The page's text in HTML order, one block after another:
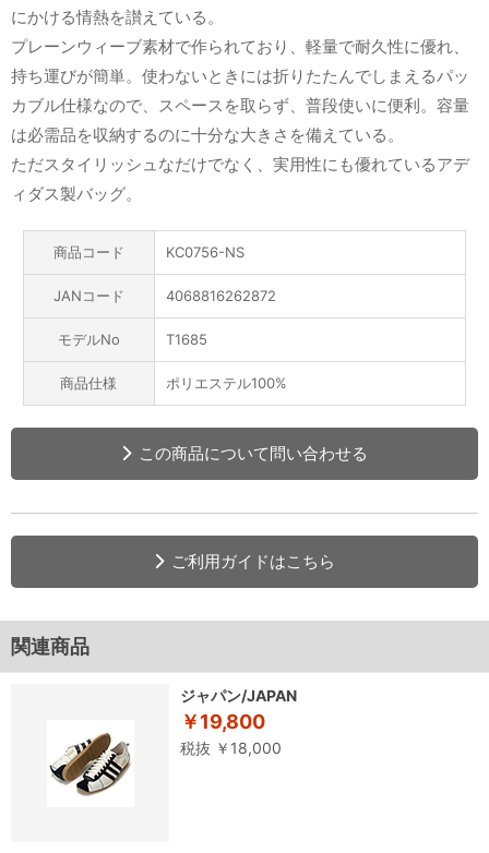
にかける情熱を讃えている。
プレーンウィーブ素材で作られており、軽量で耐久性に優れ、
持ち運びが簡単。使わないときには折りたたんでしまえるパッ
カブル仕様なので、スペースを取らず、普段使いに便利。容量
は必需品を収納するのに十分な大きさを備えている。
ただスタイリッシュなだけでなく、実用性にも優れているアデ
ィダス製バッグ。
商品コード KC0756-NS
JANコード 4068816262872
モデルNo T1685
商品仕様 ポリエステル100%
この商品について問い合わせる
ご利用ガイドはこちら
関連商品
ジャパン/JAPAN
￥19,800
税抜 ￥18,000